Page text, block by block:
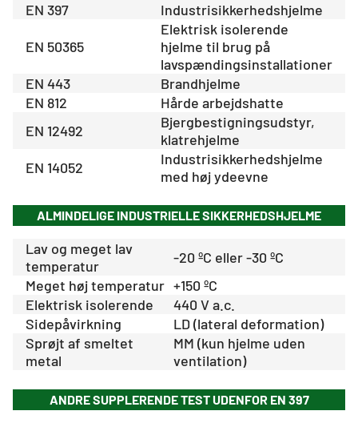
EN 397 Industrisikkerhedshjelme
EN 50365
Elektrisk isolerende
hjelme til brug på
lavspændingsinstallationer
EN 443
Brandhjelme
EN 812
Hårde arbejdshatte
EN 12492
Bjergbestigningsudstyr,
klatrehjelme
EN 14052
Industrisikkerhedshjelme
med høj ydeevne
ALMINDELIGE INDUSTRIELLE SIKKERHEDSHJELME
Lav og meget lav
temperatur
-20 ºC eller -30 ºC
Meget høj temperatur +150 ºC
Elektrisk isolerende
440 V a.c.
Sidepåvirkning
LD (lateral deformation)
Sprøjt af smeltet
metal
MM (kun hjelme uden
ventilation)
ANDRE SUPPLERENDE TEST UDENFOR EN 397